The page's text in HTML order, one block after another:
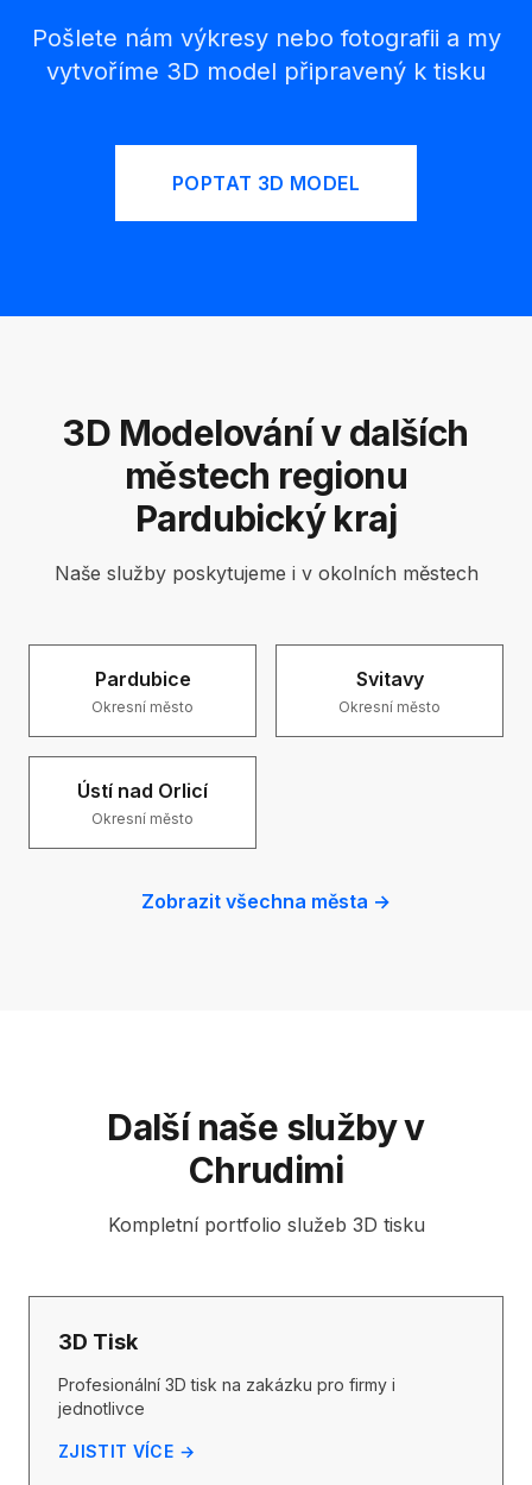
Pošlete nám výkresy nebo fotografii a my
vytvoříme 3D model připravený k tisku
POPTAT 3D MODEL
3D Modelování v dalších
městech regionu
Pardubický kraj
Naše služby poskytujeme i v okolních městech
Pardubice
Okresní město
Svitavy
Okresní město
Ústí nad Orlicí
Okresní město
Zobrazit všechna města →
Další naše služby v
Chrudimi
Kompletní portfolio služeb 3D tisku
3D Tisk
Profesionální 3D tisk na zakázku pro firmy i
jednotlivce
ZJISTIT VÍCE →